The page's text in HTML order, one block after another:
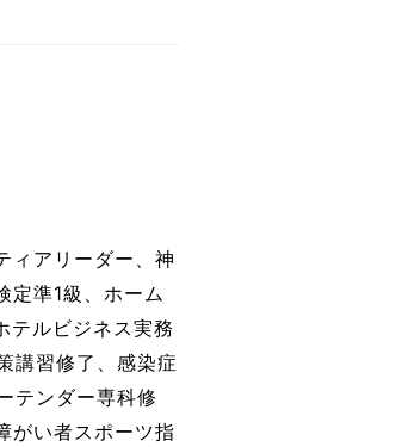
ィアリーダー、神
定準1級、ホーム
テルビジネス実務
講習修了、感染症
テンダー専科修
がい者スポーツ指